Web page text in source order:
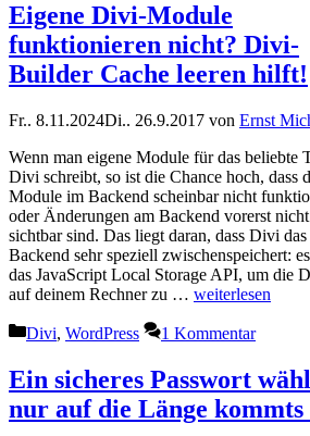
Eigene Divi-Module
funktionieren nicht? Divi-
Builder Cache leeren hilft!
Fr.. 8.11.2024Di.. 26.9.2017 von Ernst
Wenn man eigene Module für das beliebte
Divi schreibt, so ist die Chance hoch, dass
Module im Backend scheinbar nicht
oder Änderungen am Backend vorerst nicht
sichtbar sind. Das liegt daran, dass Divi das
Backend sehr speziell zwischenspeichert:
das JavaScript Local Storage API, um die
auf deinem Rechner zu … weiterlesen
Kategorien
Divi, WordPress 1 Kommentar
Ein sicheres Passwort
nur auf die Länge kommts